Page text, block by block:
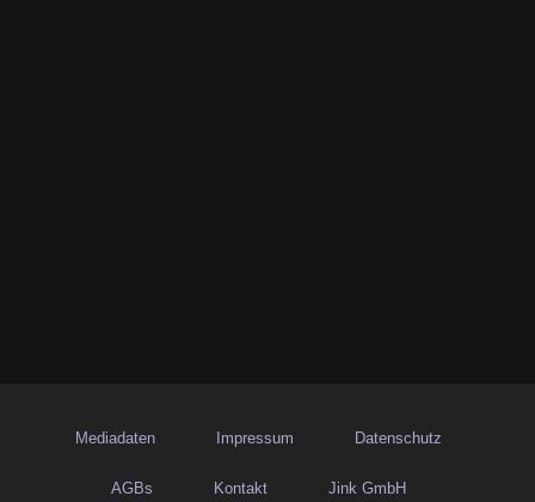
Mediadaten Impressum Datenschutz
AGBs Kontakt Jink GmbH